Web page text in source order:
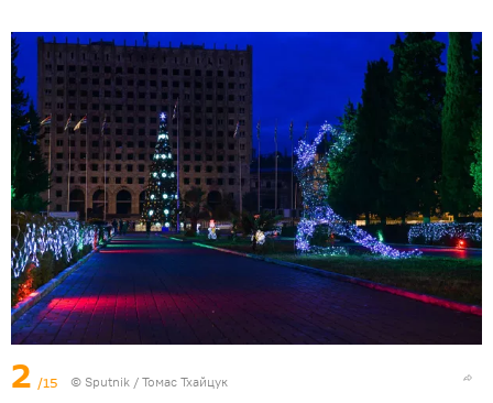
2 /15 © Sputnik / Томас Тхайцук